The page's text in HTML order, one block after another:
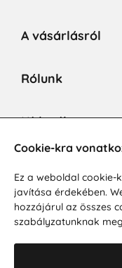
A vásárlásról
Rólunk
Hírlevél
Hozzájárulok a
Személyes adatok
Cookie-kra
Ez a weboldal cookie-
javítása érdekében.
hozzájárul az összes
szabályzatunknak